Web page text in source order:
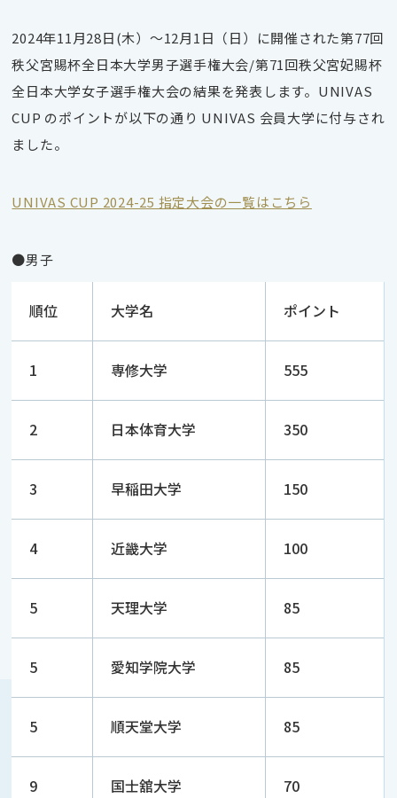
2024年11月28日(木）～12月1日（日）に開催された第77回
秩父宮賜杯全日本大学男子選手権大会/第71回秩父宮妃賜杯
全日本大学女子選手権大会の結果を発表します。UNIVAS
CUP のポイントが以下の通り UNIVAS 会員大学に付与され
ました。
UNIVAS CUP 2024-25 指定大会の一覧はこちら
●男子
順位 大学名 ポイント
1 専修大学 555
2 日本体育大学 350
3 早稲田大学 150
4 近畿大学 100
5 天理大学 85
5 愛知学院大学 85
5 順天堂大学 85
9 国士舘大学 70